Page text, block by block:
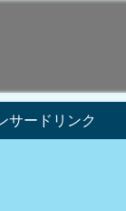
サードリンク